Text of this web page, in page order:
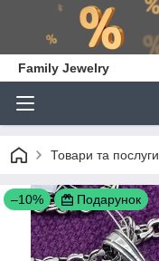
Family Jewelry
Товари та послуги
–10% Подарунок